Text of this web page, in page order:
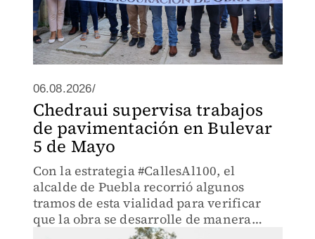
06.08.2026/
Chedraui supervisa trabajos
de pavimentación en Bulevar
5 de Mayo
Con la estrategia #CallesAl100, el
alcalde de Puebla recorrió algunos
tramos de esta vialidad para verificar
que la obra se desarrolle de manera